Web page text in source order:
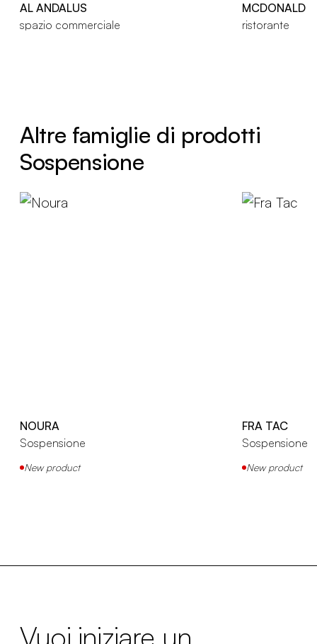
AL ANDALUS
spazio commerciale
MCDONALD
ristorante
Altre famiglie di prodotti
Sospensione
NOURA
Sospensione
New product
FRA TAC
Sospensione
New product